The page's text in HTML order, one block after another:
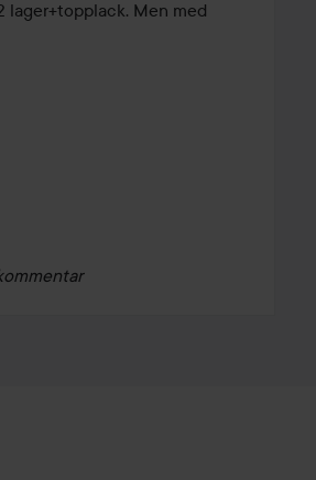
lager+topplack. Men med